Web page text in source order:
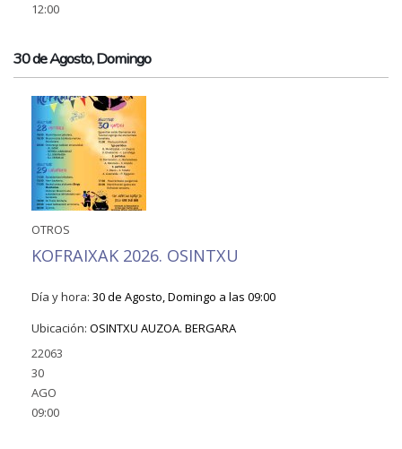
12:00
30 de Agosto, Domingo
OTROS
KOFRAIXAK 2026. OSINTXU
Día y hora: 30 de Agosto, Domingo a las 09:00
Ubicación: OSINTXU AUZOA. BERGARA
22063
30
AGO
09:00